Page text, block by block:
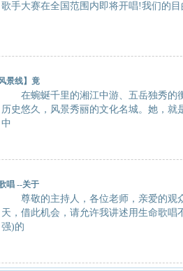
歌手大赛在全国范围内即将开唱!我们的
景线】竟
在蜿蜒千里的湘江中游、五岳独秀的
历史悠久，风景秀丽的文化名城。她，就
中
唱 --关于
尊敬的主持人，各位老师，亲爱的
天，借此机会，请允许我讲述用生命歌唱
强)的